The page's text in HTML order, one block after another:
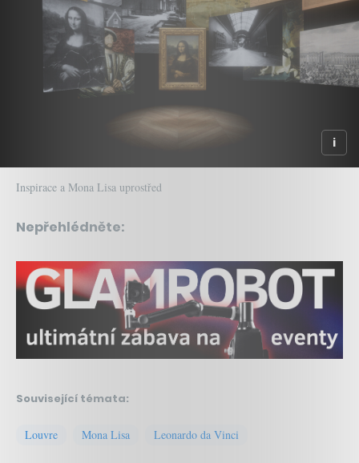
Inspirace a Mona Lisa uprostřed
Nepřehlédněte:
Související témata:
Louvre Mona Lisa Leonardo da Vinci